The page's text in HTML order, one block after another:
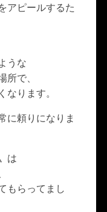
アピールするた
うな
で、
ります。
に頼りになりま
は
もらってまし